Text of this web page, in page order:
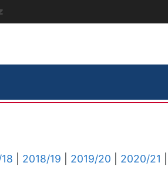
2018/19 2019/20 2020/21